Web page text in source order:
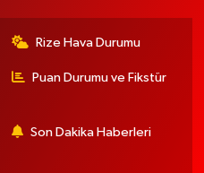
Rize Hava Durumu
Puan Durumu ve Fikstür
Son Dakika Haberleri